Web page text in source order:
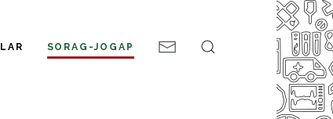
SORAG-JOGAP